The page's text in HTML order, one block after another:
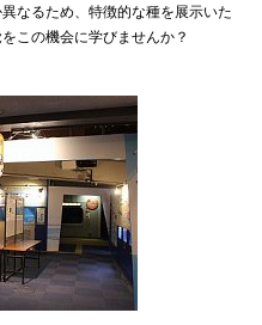
なるため、特徴的な種を展示いた
をこの機会に学びませんか？